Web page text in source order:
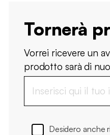
Tornerà
Vorrei ricevere un
prodotto sarà di
Desidero anche